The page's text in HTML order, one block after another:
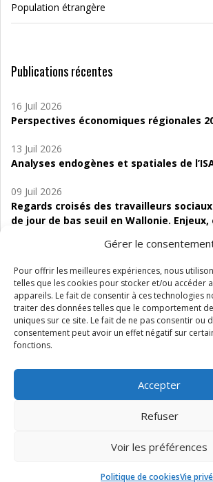
Gérer le
Pour offrir les meilleures expériences, nous
telles que les cookies pour stocker et/ou accéder
appareils. Le fait de consentir à ces technologies
traiter des données telles que le comportement
uniques sur ce site. Le fait de ne pas consentir ou
consentement peut avoir un effet négatif sur
fonctions.
Accepter
Refuser
Voir les préférences
Politique de cookiesVie
Population étrangère
Publications récentes
16 Juil 2026
Perspectives économiques régionales
13 Juil 2026
Analyses endogènes et spatiales de
09 Juil 2026
Regards croisés des travailleurs sociaux
de jour de bas seuil en Wallonie.
Étude d’évaluabilité des Structures
d’accompagnement à l’autocréation
01 Juil 2026
Pénurie du personnel infirmier :quels
d’offre de soins pour comprendre la